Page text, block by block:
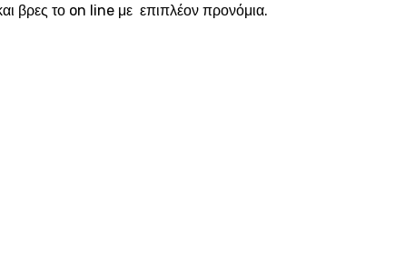
βρες το on line με επιπλέον προνόμια.